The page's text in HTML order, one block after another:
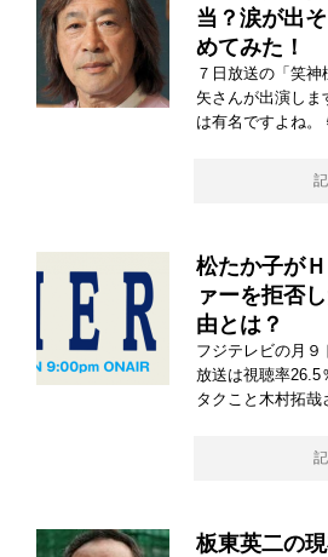
当？涙が出
めてみた！
７日放送の「笑
矢さんが出演しま
は有名ですよね。
松たか子が
ァーを拒否
由とは？
フジテレビの月９
放送は視聴率26.5
タクこと木村拓哉
板東英二の